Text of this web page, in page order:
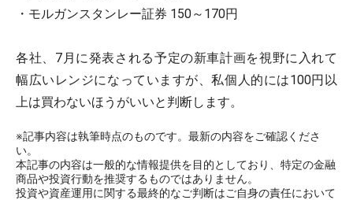
・モルガンスタンレー証券 150～170円
各社、7月に発表される予定の新車計画を視野に入れて
幅広いレンジになっていますが、私個人的には100円以
上は買わないほうがいいと判断します。
※記事内容は執筆時点のものです。最新の内容をご確認くださ
い。
本記事の内容は一般的な情報提供を目的としており、特定の金融
商品や投資行動を推奨するものではありません。
投資や資産運用に関する最終的なご判断はご自身の責任において